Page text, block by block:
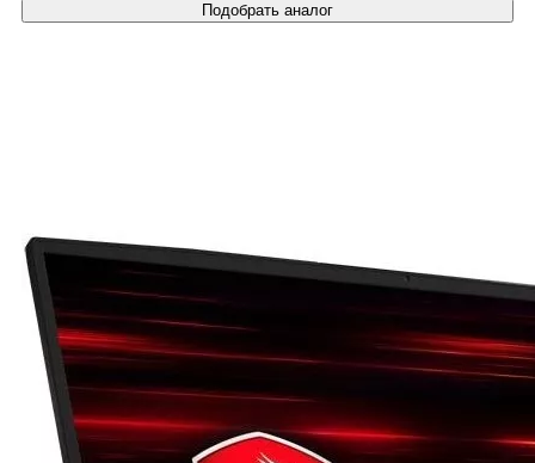
Подобрать аналог